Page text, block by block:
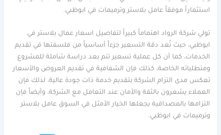
استثماراً موفقاً عامل بلاستر وترميمات في ابوظبي.
تولي شركة الرواد اهتماماً كبيراً لتفاصيل اسعار عمال بلاستر في
ابوظبي، حيث تُعد دقة التسعير جزءاً أساسياً من فلسفتها في تقديم
الخدمات، كما أن كل عملية تسعير تتم بعد دراسة شاملة للمشروع
ومتطلباته الخاصة، كذلك فإن الشفافية في تقديم العروض والأسعار
تعكس مدى التزام الشركة بتقديم خدمة ذات جودة عالية، لذلك فإن
العملاء يشعرون بالثقة والأمان عند التعامل مع الشركة، وأيضاً فإن
التزامها بالمصداقية يجعلها الخيار الأمثل في السوق عامل بلاستر
وترميمات في ابوظبي.